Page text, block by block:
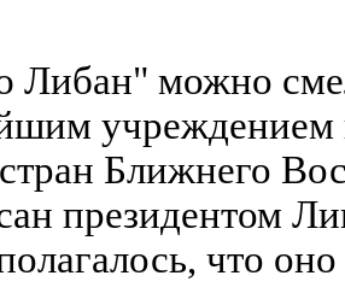
Либан" можно
учреждением
Ближнего
президентом
что